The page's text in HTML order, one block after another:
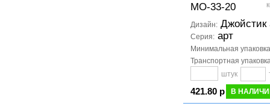
МО-33-20
Дизайн: Джойстик
Серия: арт
Минимальная упаковка
Транспортная
штук
421.80 р В